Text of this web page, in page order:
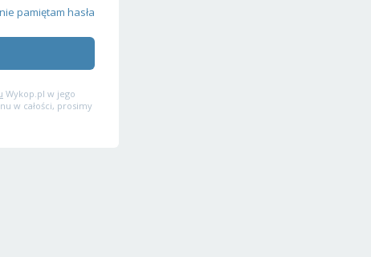
nie pamiętam hasła
Wykop.pl w jego
w całości, prosimy